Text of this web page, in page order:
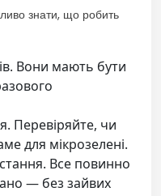
знати, що робить
Вони мають бути
Перевіряйте, чи
для мікрозелені.
Все повинно
— без зайвих